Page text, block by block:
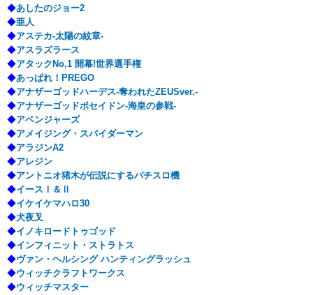
◆あしたのジョー2
◆亜人
◆アステカ-太陽の紋章-
◆アスラズラース
◆アタックNo,1 開幕!世界選手権
◆あっぱれ！PREGO
◆アナザーゴッドハーデス-奪われたZEUSver.-
◆アナザーゴッドポセイドン-海皇の参戦-
◆アベンジャーズ
◆アメイジング・スパイダーマン
◆アラジンA2
◆アレジン
◆アントニオ猪木が伝説にするパチスロ機
◆イースⅠ＆Ⅱ
◆イケイケマハロ30
◆犬夜叉
◆イノキロードトゥゴッド
◆インフィニット・ストラトス
◆ヴァン・ヘルシング ハンティングラッシュ
◆ウィッチクラフトワークス
◆ウィッチマスター